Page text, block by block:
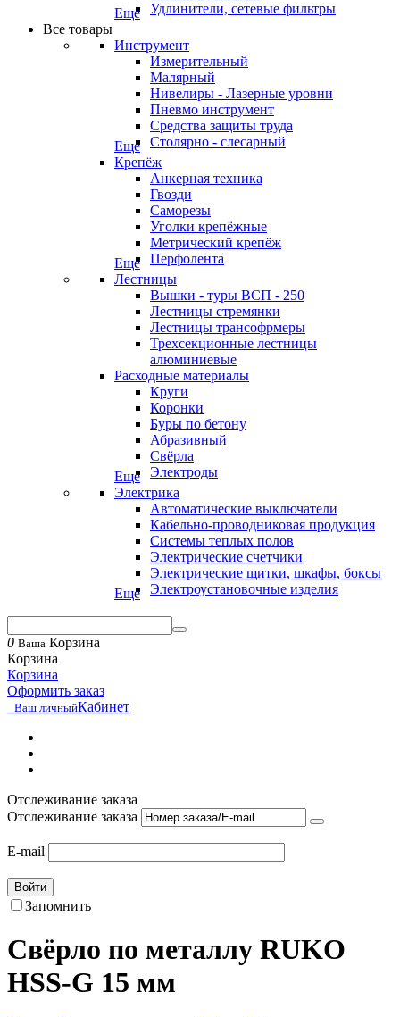
Удлинители, сетевые фильтры
Еще
Все товары
Инструмент
Измерительный
Малярный
Нивелиры - Лазерные уровни
Пневмо инструмент
Средства защиты труда
Столярно - слесарный
Еще
Крепёж
Анкерная техника
Гвозди
Саморезы
Уголки крепёжные
Метрический крепёж
Перфолента
Еще
Лестницы
Вышки - туры ВСП - 250
Лестницы стремянки
Лестницы трансофрмеры
Трехсекционные лестницы
алюминиевые
Расходные материалы
Круги
Коронки
Буры по бетону
Абразивный
Свёрла
Электроды
Еще
Электрика
Автоматические выключатели
Кабельно-проводниковая продукция
Системы теплых полов
Электрические счетчики
Электрические щитки, шкафы, боксы
Электроустановочные изделия
Еще
0 Ваша Корзина
Корзина
Корзина
Оформить заказ
Ваш личныйКабинет
Отслеживание заказа
Отслеживание заказа
E-mail
Войти
Запомнить
Свёрло по металлу RUKO
HSS-G 15 мм